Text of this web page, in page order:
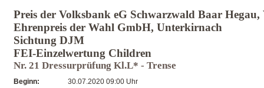
Preis der Volksbank eG Schwarzwald Baar
Ehrenpreis der Wahl GmbH, Unterkirnach
Sichtung DJM
FEI-Einzelwertung Children
Nr. 21 Dressurprüfung Kl.L* - Trense
Beginn:
30.07.2020 09:00 Uhr